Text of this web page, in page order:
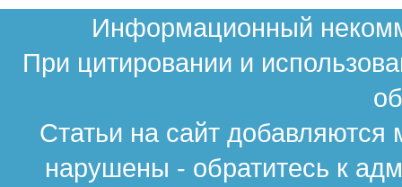
Информационный
При цитировании и
Статьи на сайт
нарушены - обратитесь к